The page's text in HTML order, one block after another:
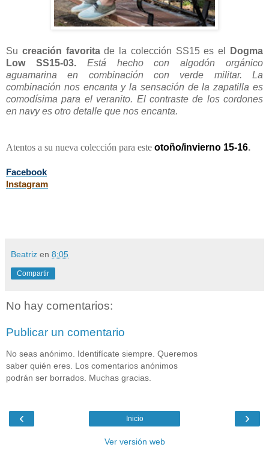
Su creación favoritade la colección SS15 es el
Dogma
Low SS15-03.
Está hecho con algodón orgánico
aguamarina en combinación con verde militar. La
combinación nos encanta y la sensación de la zapatilla es
comodísima para el veranito. El contraste de los cordones
en navy es otro detalle que nos encanta.
Atentos a su nueva colección para este otoño/invierno 15-16.
Facebook
Instagram
Beatriz en 8:05
Compartir
No hay comentarios:
Publicar un comentario
No seas anónimo. Identifícate siempre. Queremos
saber quién eres. Los comentarios anónimos
podrán ser borrados. Muchas gracias.
‹ ›
Inicio
Ver versión web